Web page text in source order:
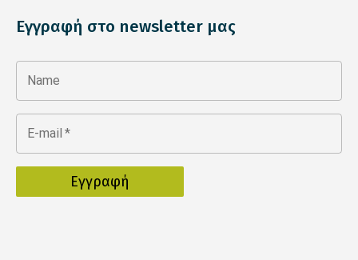
Εγγραφή στο newsletter μας
Name
E-mail *